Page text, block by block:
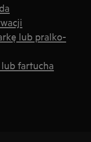
lub pralko-
fartucha